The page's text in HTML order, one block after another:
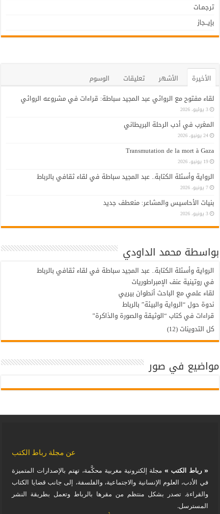
ترجمـات
بإيـــجاز
الأخيرة الأشهر تعليقات
الوسوم
لقاء مفتوح مع الروائي عبد المجيد سباطة: قراءات في مشروعه الروائي
3 يوليو، 2026
المغرب في أدب الرحلة البريطاني
24 يونيو، 2026
Transmutation de la mort à Gaza
19 يونيو، 2026
الرواية وأسئلة الكتابة.. عبد المجيد سباطة في لقاء ثقافي بالرباط
7 يونيو، 2026
بنيات الأحاسيس والمشاعر: منعطف جديد
3 يونيو، 2026
بواسطة محمد الداودي
الرواية وأسئلة الكتابة.. عبد المجيد سباطة في لقاء ثقافي بالرباط
في روتينية عنف الإمبراطوريات
لقاء علمي مع الباحث أنطوان بيريي
ندوة حول “الرواية والبيئة” بالرباط
قراءات في كتاب “الوثيقة والصورة والذاكرة”
كل التدوينات (12)
مواضيع في صور
عن مجلة رباط الكتب
« رباط الكتب »مجلة إلكترونية مغربية محكَّمة، تهتم بالإصدارات المتميزة
في الأدب، العلوم الإنسانية والاجتماعية، والفلسفة، إلى جانب قضايا الكتاب
والقراءة. تصدر بشكل منتظم من مقرها بالرباط وتعمل بطريقة النشر
المسترسل.